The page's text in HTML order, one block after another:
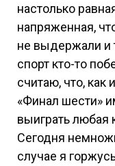
настолько
напряженная,
не выдержали и
спорт кто-то
считаю, что, как
«Финал шести»
выиграть любая
Сегодня
случае я